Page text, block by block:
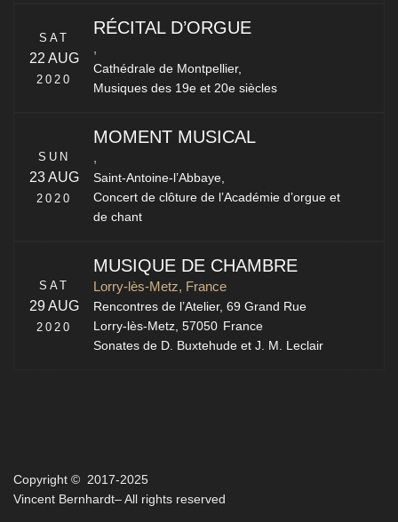
SAT
22 AUG
2020
RÉCITAL D’ORGUE
,
Cathédrale de Montpellier,
Musiques des 19e et 20e siècles
SUN
23 AUG
2020
MOMENT MUSICAL
,
Saint-Antoine-l’Abbaye,
Concert de clôture de l’Académie d’orgue et
de chant
SAT
29 AUG
2020
MUSIQUE DE CHAMBRE
Lorry-lès-Metz, France
Rencontres de l’Atelier,69 Grand Rue
Lorry-lès-Metz, 57050 France
Sonates de D. Buxtehude et J. M. Leclair
Copyright © 2017-2025
Vincent Bernhardt– All rights reserved